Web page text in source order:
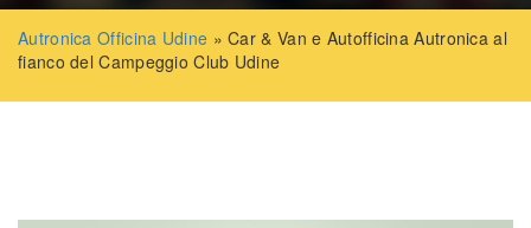
Autronica Officina Udine »Car & Van e Autofficina Autronica al
fianco del Campeggio Club Udine